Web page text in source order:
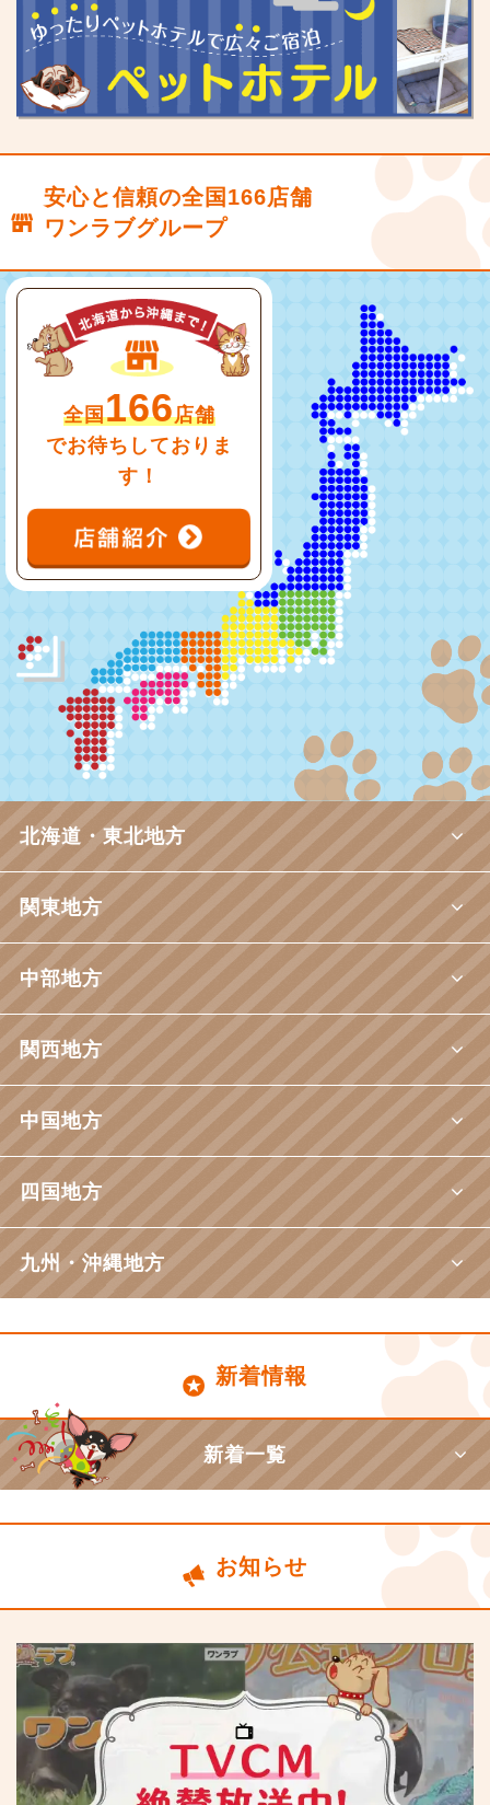
安心と信頼の全国166店舗
ワンラブグループ
全国166店舗
でお待ちしておりま
す！
北海道・東北地方
関東地方
中部地方
関西地方
中国地方
四国地方
九州・沖縄地方
新着情報
新着一覧
お知らせ